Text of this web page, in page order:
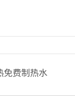
免费制热水